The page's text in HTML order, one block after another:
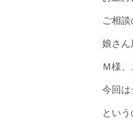
ご相
娘さん
Ｍ様
今回は
とい